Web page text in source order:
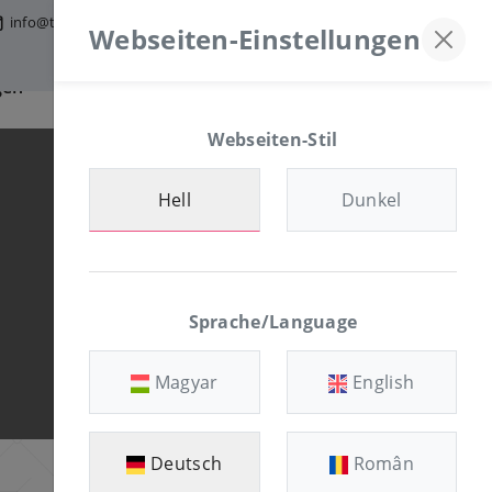
Webseiten-Einstellungen
Webseiten-Stil
Hell Dunkel
Sprache/Language
Magyar English
Deutsch Român
info@tfmworld.hu